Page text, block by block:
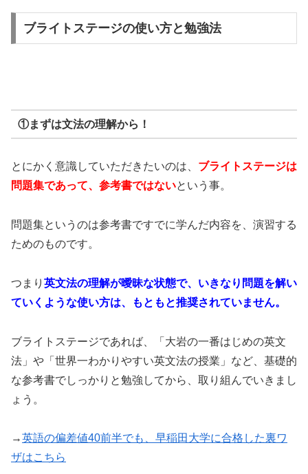
ブライトステージの使い方と勉強法
①まずは文法の理解から！
とにかく意識していただきたいのは、 ブライトステージは
問題集であって、参考書ではないという事。
問題集というのは参考書ですでに学んだ内容を、演習する
ためのものです。
つまり 英文法の理解が曖昧な状態で、いきなり問題を解い
ていくような使い方は、もともと推奨されていません。
ブライトステージであれば、「大岩の一番はじめの英文
法」や「世界一わかりやすい英文法の授業」など、基礎的
な参考書でしっかりと勉強してから、取り組んでいきまし
ょう。
→英語の偏差値40前半でも、早稲田大学に合格した裏ワ
ザはこちら